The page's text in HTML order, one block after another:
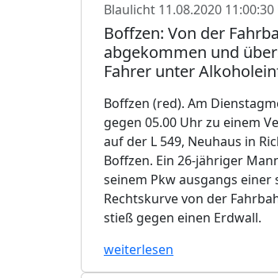
Blaulicht 11.08.2020 11:00:30
Boffzen: Von der
abgekommen und
Fahrer unter
Boffzen (red). Am
gegen 05.00 Uhr zu einem
auf der L 549, Neuhaus in
Boffzen. Ein 26-jähriger
seinem Pkw ausgangs einer
Rechtskurve von der
stieß gegen einen Erdwall.
weiterlesen